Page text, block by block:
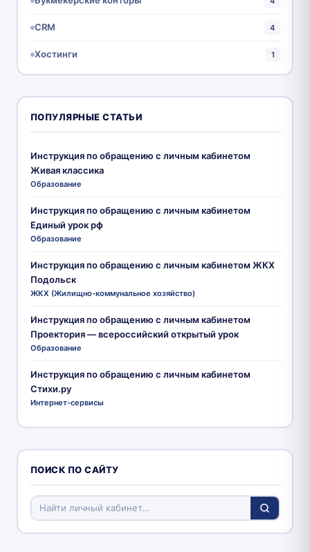
CRM 4
Хостинги 1
ПОПУЛЯРНЫЕ СТАТЬИ
Инструкция по обращению с личным кабинетом
Живая классика
Образование
Инструкция по обращению с личным кабинетом
Единый урок рф
Образование
Инструкция по обращению с личным кабинетом ЖКХ
Подольск
ЖКХ (Жилищно-коммунальное хозяйство)
Инструкция по обращению с личным кабинетом
Проектория — всероссийский открытый урок
Образование
Инструкция по обращению с личным кабинетом
Стихи.ру
Интернет-сервисы
ПОИСК ПО САЙТУ